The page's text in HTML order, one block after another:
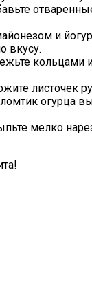
и
вкусу.
кольцами
листочек
огурца
мелко